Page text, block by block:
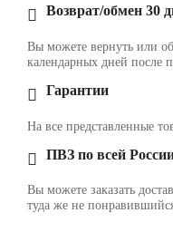
Возврат/обмен 30
Вы можете вернуть или
календарных дней после
Гарантии
На все представленные
ПВЗ по всей
Вы можете заказать
туда же не